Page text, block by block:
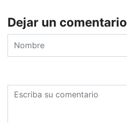
Dejar un comentario